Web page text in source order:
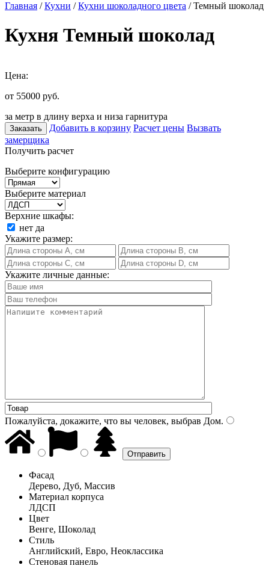
Главная /Кухни /Кухни шоколадного цвета / Темный шоколад
Кухня Темный шоколад
Цена:
от 55000 руб.
за метр в длину верха и низа гарнитура
Заказать Добавить в корзину Расчет цены Вызвать
замерщика
Получить расчет
Выберите конфигурацию
Выберите материал
Верхние шкафы:
нет да
Укажите размер:
Укажите личные данные:
Пожалуйста, докажите, что вы человек, выбрав Дом.
Фасад
Дерево, Дуб, Массив
Материал корпуса
ЛДСП
Цвет
Венге, Шоколад
Стиль
Английский, Евро, Неоклассика
Стеновая панель